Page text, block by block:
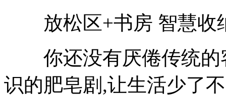
放松区+书房 智慧收
你还没有厌倦传统的
识的肥皂剧,让生活少了